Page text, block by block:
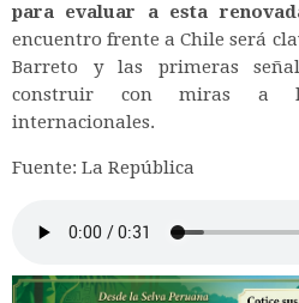
para evaluar a esta
encuentro frente a Chile será
Barreto y las primeras
construir con miras a
internacionales.
Fuente: La República